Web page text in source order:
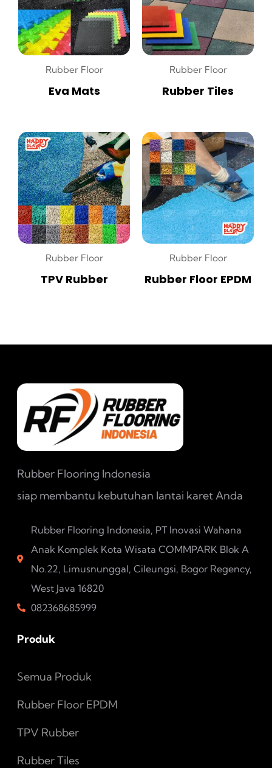
Rubber Floor
Eva Mats
Rubber Floor
Rubber Tiles
Rubber Floor
TPV Rubber
Rubber Floor
Rubber Floor EPDM
Rubber Flooring Indonesia
siap membantu kebutuhan lantai karet Anda
Rubber Flooring Indonesia, PT Inovasi Wahana
Anak Komplek Kota Wisata COMMPARK Blok A
No.22, Limusnunggal, Cileungsi, Bogor Regency,
West Java 16820
082368685999
Produk
Semua Produk
Rubber Floor EPDM
TPV Rubber
Rubber Tiles